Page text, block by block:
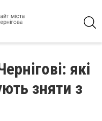
які
зняти з